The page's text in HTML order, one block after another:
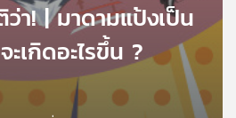
า! | มาดามแป้งเป็น
เกิดอะไรขึ้น ?